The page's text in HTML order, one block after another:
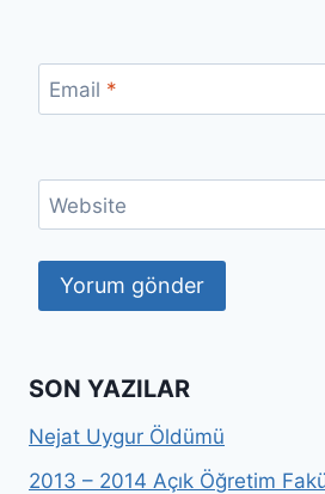
Email *
Website
SON YAZILAR
Nejat Uygur Öldümü
2013 – 2014 Açık Öğretim